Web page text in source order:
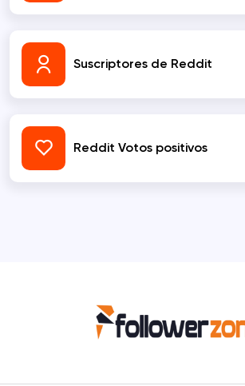
Suscriptores de Reddit
Reddit Votos positivos